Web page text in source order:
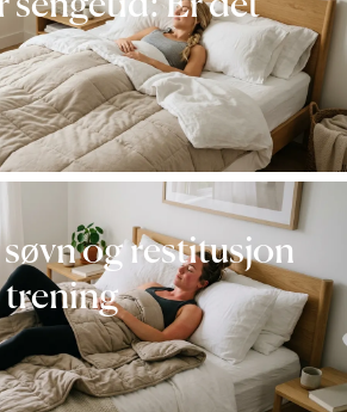
søvn og restitusjon